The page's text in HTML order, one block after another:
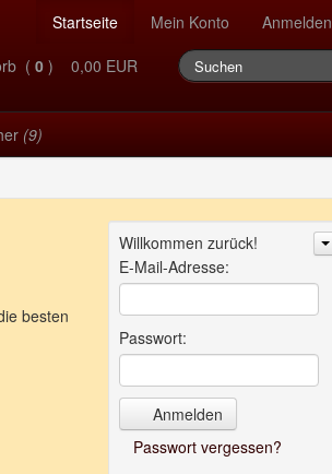
Startseite Mein Konto
Anmelden
( 0 ) 0,00 EUR
(9)
besten
Willkommen zurück!
E-Mail-Adresse:
Passwort:
Anmelden
Passwort vergessen?